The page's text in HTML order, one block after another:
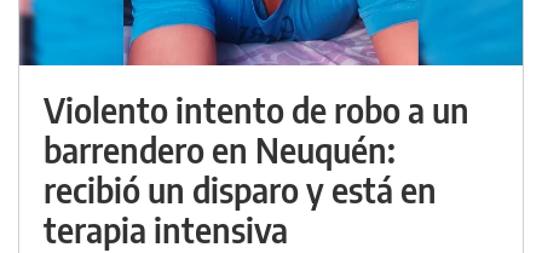
Violento intento de robo a un
barrendero en Neuquén:
recibió un disparo y está en
terapia intensiva